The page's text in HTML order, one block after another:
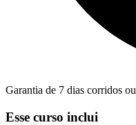
Garantia de 7 dias corridos
Esse curso inclui